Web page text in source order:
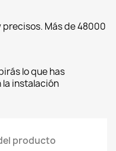
Más de 48000
lo que has
instalación
producto